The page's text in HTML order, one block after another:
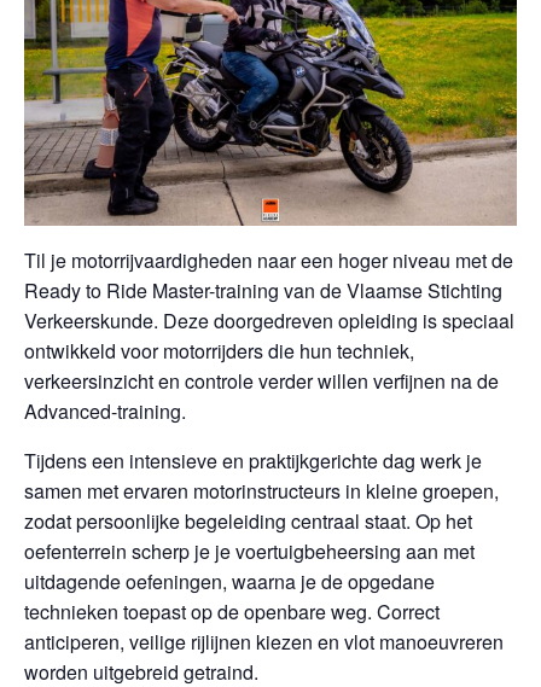
Til je motorrijvaardigheden naar een hoger niveau met de
Ready to Ride Master-training van de Vlaamse Stichting
Verkeerskunde. Deze doorgedreven opleiding is speciaal
ontwikkeld voor motorrijders die hun techniek,
verkeersinzicht en controle verder willen verfijnen na de
Advanced-training.
Tijdens een intensieve en praktijkgerichte dag werk je
samen met ervaren motorinstructeurs in kleine groepen,
zodat persoonlijke begeleiding centraal staat. Op het
oefenterrein scherp je je voertuigbeheersing aan met
uitdagende oefeningen, waarna je de opgedane
technieken toepast op de openbare weg. Correct
anticiperen, veilige rijlijnen kiezen en vlot manoeuvreren
worden uitgebreid getraind.